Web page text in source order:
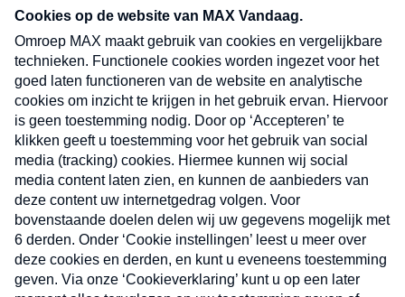
nieuwsbrief. Elke vrijdag- en dinsdagochtend in
uw mailbox.
Verzend
Nieuwsbrief
Neem hier een gratis abonnement op onze